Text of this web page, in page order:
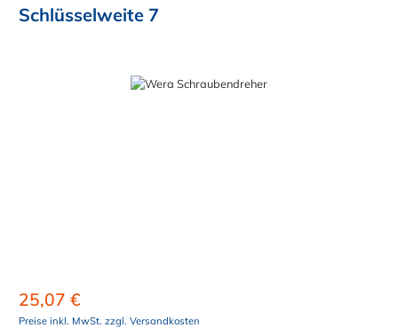
Schlüsselweite 7
Bildergalerie überspringen
25,07 €
Preise inkl. MwSt. zzgl. Versandkosten